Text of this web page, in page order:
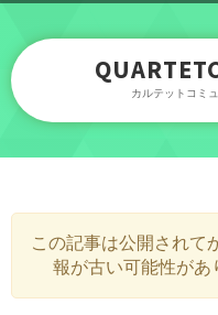
カルテットコミ
この記事は公開されて
報が古い可能性があ